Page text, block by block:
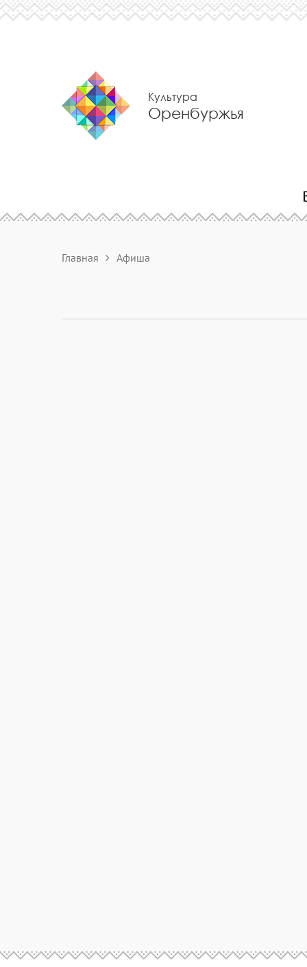
Культура
Оренбуржья
Главная Афиша